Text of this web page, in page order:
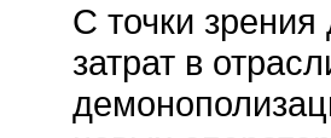
С точки
затрат в